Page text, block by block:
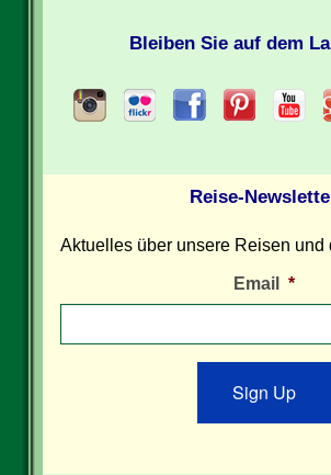
Bleiben Sie auf dem
Reise-
Aktuelles über unsere Reisen und
Email *
Sign Up